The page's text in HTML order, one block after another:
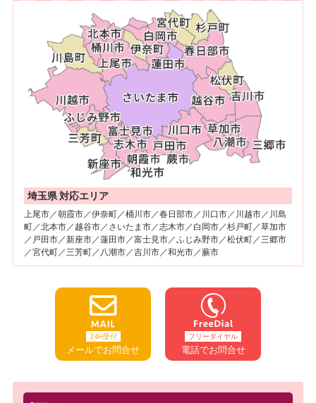
埼玉県 対応エリア
上尾市／朝霞市／伊奈町／桶川市／春日部市／川口市／川越市／川島
町／北本市／越谷市／さいたま市／志木市／白岡市／杉戸町／草加市
／戸田市／新座市／蓮田市／富士見市／ふじみ野市／松伏町／三郷市
／宮代町／三芳町／八潮市／吉川市／和光市／蕨市
24H受付
メールでお問合せ
フリーダイヤル
電話でお問合せ